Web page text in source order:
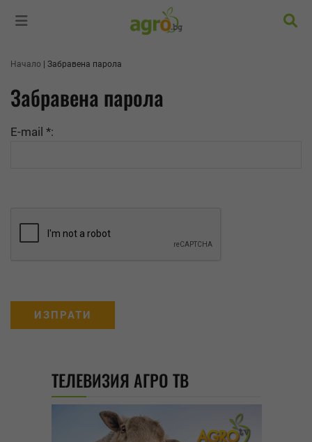
Начало Забравена парола
Забравена парола
E-mail *:
ТЕЛЕВИЗИЯ АГРО ТВ